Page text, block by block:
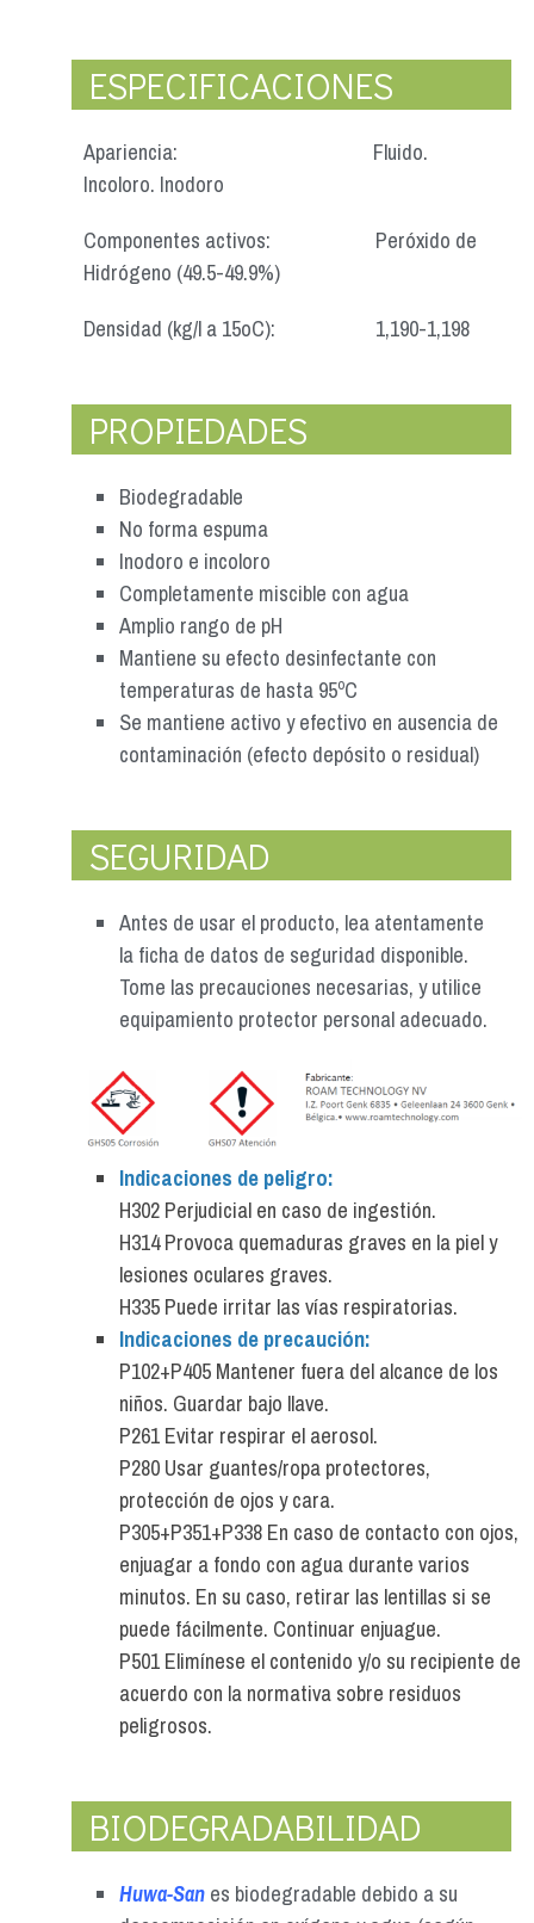
ESPECIFICACIONES
Apariencia: Fluido.
Incoloro. Inodoro
Componentes activos: Peróxido de
Hidrógeno (49.5-49.9%)
Densidad (kg/l a 15oC):
1,190-1,198
PROPIEDADES
Biodegradable
No forma espuma
Inodoro e incoloro
Completamente miscible con agua
Amplio rango de pH
Mantiene su efecto desinfectante con
temperaturas de hasta 95ºC
Se mantiene activo y efectivo en ausencia de
contaminación (efecto depósito o residual)
SEGURIDAD
Antes de usar el producto, lea atentamente
la ficha de datos de seguridad disponible.
Tome las precauciones necesarias, y utilice
equipamiento protector personal adecuado.
Indicaciones de peligro:
H302 Perjudicial en caso de ingestión.
H314 Provoca quemaduras graves en la piel y
lesiones oculares graves.
H335 Puede irritar las vías respiratorias.
Indicaciones de precaución:
P102+P405 Mantener fuera del alcance de los
niños. Guardar bajo llave.
P261 Evitar respirar el aerosol.
P280 Usar guantes/ropa protectores,
protección de ojos y cara.
P305+P351+P338 En caso de contacto con ojos,
enjuagar a fondo con agua durante varios
minutos. En su caso, retirar las lentillas si se
puede fácilmente. Continuar enjuague.
P501 Elimínese el contenido y/o su recipiente de
acuerdo con la normativa sobre residuos
peligrosos.
BIODEGRADABILIDAD
Huwa-San es biodegradable debido a su